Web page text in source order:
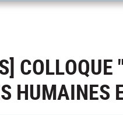
COLLOQUE
HUMAINES